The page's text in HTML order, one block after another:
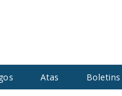
Atas Boletins